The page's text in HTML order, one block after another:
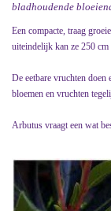
bladhoudende
Een compacte, traag
uiteindelijk kan ze 250 cm
De eetbare vruchten
bloemen en vruchten
Arbutus vraagt een wat